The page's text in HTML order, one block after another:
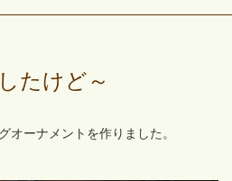
たけど～
オーナメントを作りました。